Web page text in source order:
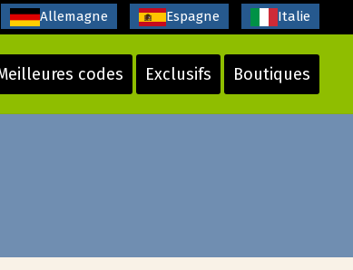
codes Exclusifs Boutiques
Allemagne Espagne Italie